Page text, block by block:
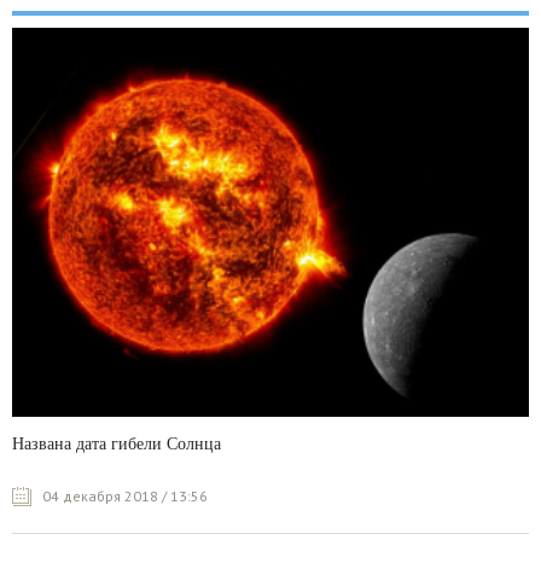
Названа дата гибели Солнца
04 декабря 2018 / 13:56